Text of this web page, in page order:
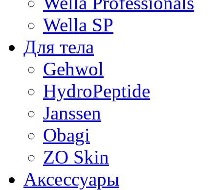
Wella SP
Для тела
Gehwol
HydroPeptide
Janssen
Obagi
ZO Skin
Aксессуары